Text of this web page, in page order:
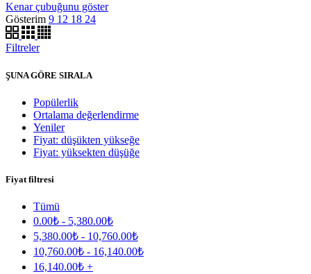
Kenar çubuğunu göster
Gösterim 9 12 18 24
Filtreler
ŞUNA GÖRE SIRALA
Popülerlik
Ortalama değerlendirme
Yeniler
Fiyat: düşükten yükseğe
Fiyat: yüksekten düşüğe
Fiyat filtresi
Tümü
0.00₺ - 5,380.00₺
5,380.00₺ - 10,760.00₺
10,760.00₺ - 16,140.00₺
16,140.00₺ +